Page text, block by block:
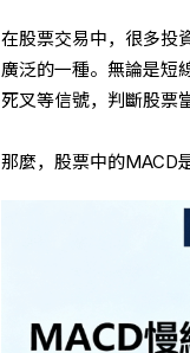
在股票交易中，很多投
廣泛的一種。無論是短
死叉等信號，判斷股票
那麼，股票中的MACD